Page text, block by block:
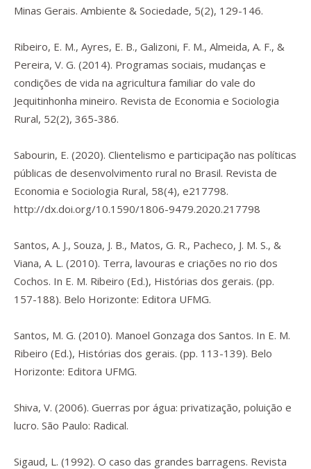
Minas Gerais. Ambiente & Sociedade, 5(2), 129-146.
Ribeiro, E. M., Ayres, E. B., Galizoni, F. M., Almeida, A. F., &
Pereira, V. G. (2014). Programas sociais, mudanças e
condições de vida na agricultura familiar do vale do
Jequitinhonha mineiro. Revista de Economia e Sociologia
Rural, 52(2), 365-386.
Sabourin, E. (2020). Clientelismo e participação nas políticas
públicas de desenvolvimento rural no Brasil. Revista de
Economia e Sociologia Rural, 58(4), e217798.
http://dx.doi.org/10.1590/1806-9479.2020.217798
Santos, A. J., Souza, J. B., Matos, G. R., Pacheco, J. M. S., &
Viana, A. L. (2010). Terra, lavouras e criações no rio dos
Cochos. In E. M. Ribeiro (Ed.), Histórias dos gerais. (pp.
157-188). Belo Horizonte: Editora UFMG.
Santos, M. G. (2010). Manoel Gonzaga dos Santos. In E. M.
Ribeiro (Ed.), Histórias dos gerais. (pp. 113-139). Belo
Horizonte: Editora UFMG.
Shiva, V. (2006). Guerras por água: privatização, poluição e
lucro. São Paulo: Radical.
Sigaud, L. (1992). O caso das grandes barragens. Revista